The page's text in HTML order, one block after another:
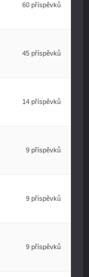
60 příspěvků
45 příspěvků
14 příspěvků
9 příspěvků
9 příspěvků
9 příspěvků